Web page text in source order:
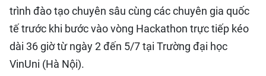
trình đào tạo chuyên sâu cùng các chuyên gia quốc
tế trước khi bước vào vòng Hackathon trực tiếp kéo
dài 36 giờ từ ngày 2 đến 5/7 tại Trường đại học
VinUni (Hà Nội).